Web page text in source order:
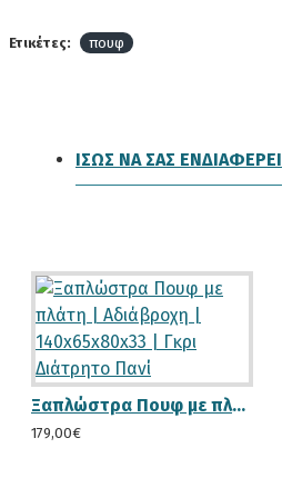
Ετικέτες: πουφ
ΊΣΩΣ ΝΑ ΣΑΣ ΕΝΔΙΑΦΈΡΕΙ
Ξαπλώστρα Πουφ με πλάτη | Αδιάβροχη | 140x65x80x33 | Γκρι Διάτρητο Πανί
179,00€